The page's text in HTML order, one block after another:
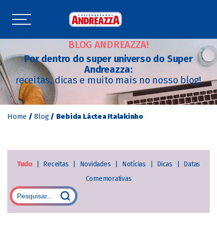
BLOG ANDREAZZA!
Por dentro do super universo do Super
Andreazza:
receitas, dicas e muito mais no nosso blog!
Home / Blog / Bebida Láctea Italakinho
Tudo Receitas Novidades Notícias Dicas
Datas
Comemorativas